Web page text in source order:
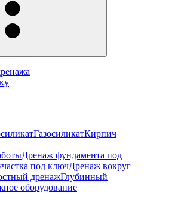
ГазосиликатКирпич
Дренаж фундамента под
под ключДренаж вокруг
дренажГлубинный
оборудование